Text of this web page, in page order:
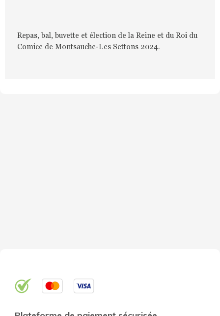
Repas, bal, buvette et élection de la Reine et du Roi du
Comice de Montsauche-Les Settons 2024.